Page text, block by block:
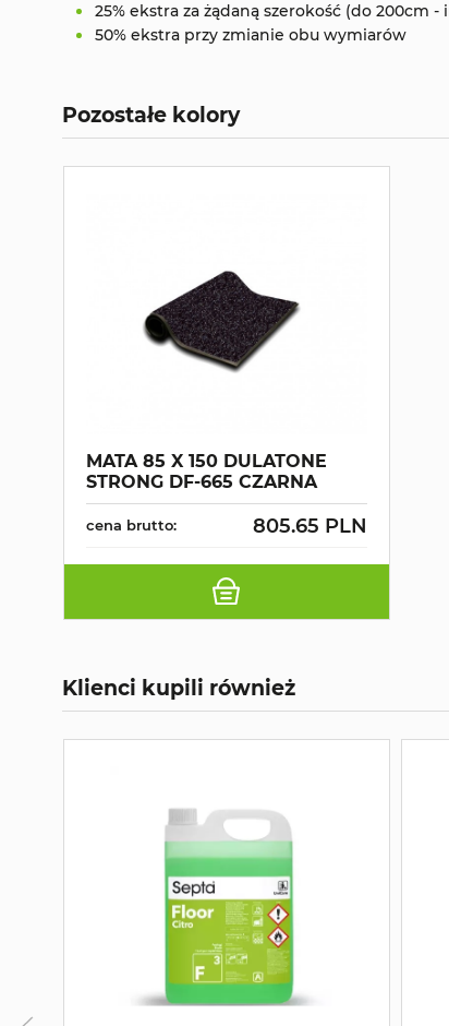
25% ekstra za żądaną szerokość (do 200cm
50% ekstra przy zmianie obu wymiarów
Pozostałe kolory
MATA 85 X 150 DULATONE
STRONG DF-665 CZARNA
cena brutto: 805.65 PLN
Klienci kupili również